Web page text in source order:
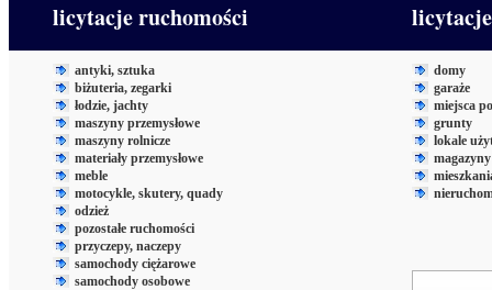
licytacje ruchomości
antyki, sztuka
biżuteria, zegarki
łodzie, jachty
maszyny przemysłowe
maszyny rolnicze
materiały przemysłowe
meble
motocykle, skutery, quady
odzież
pozostałe ruchomości
przyczepy, naczepy
samochody ciężarowe
samochody osobowe
domy
garaże
miejsca
grunty
lokale